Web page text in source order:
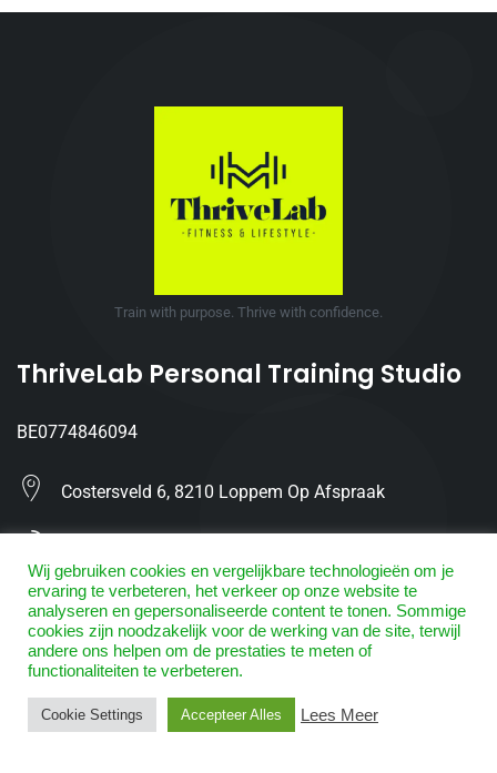
Train with purpose. Thrive with confidence.
ThriveLab Personal Training Studio
BE0774846094
Costersveld 6, 8210 Loppem Op Afspraak
Info@ThriveLab.be
Wij gebruiken cookies en vergelijkbare technologieën om je
ervaring te verbeteren, het verkeer op onze website te
analyseren en gepersonaliseerde content te tonen. Sommige
cookies zijn noodzakelijk voor de werking van de site, terwijl
andere ons helpen om de prestaties te meten of
functionaliteiten te verbeteren.
Cookie Settings Accepteer Alles Lees Meer